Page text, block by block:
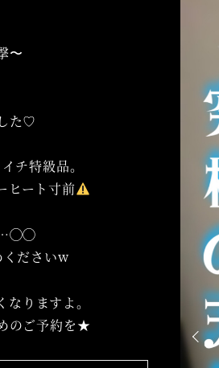
〜
た♡
チ特級品。
ヒート寸前
くださいw
りますよ。
のご予約を★